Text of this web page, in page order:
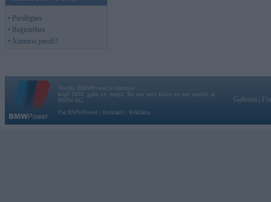
• Pieslēgties
• Reģistrēties
• Aizmirsi paroli?
Vortāls BMWPower.lv darbojas
kopš 2002. gada 14. maija. Tas nav auto klubs un nav saistīts ar
BMW AG.
Par BMWPower
Kontakti Reklāma
Galvena